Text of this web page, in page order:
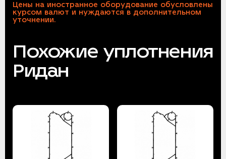
Цены на иностранное оборудование обусловлены
курсом валют и нуждаются в дополнительном
уточнении.
Похожие уплотнения
Ридан